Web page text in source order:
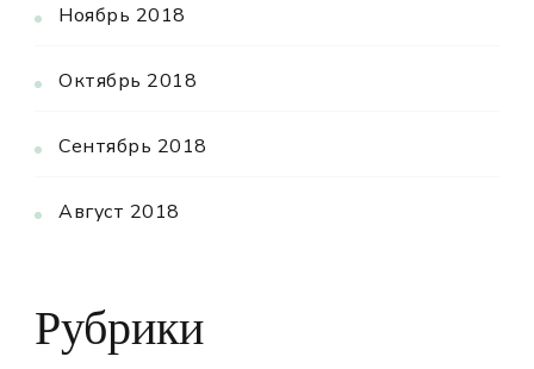
Ноябрь 2018
Октябрь 2018
Сентябрь 2018
Август 2018
Рубрики